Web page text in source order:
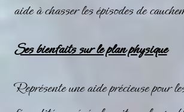
aide à chasser les épisodes de
Ses bienfaits sur le plan physique
Représente une aide précieuse pour